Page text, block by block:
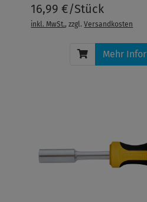
16,99 €/Stück
inkl. MwSt., zzgl.Versandkosten
Mehr